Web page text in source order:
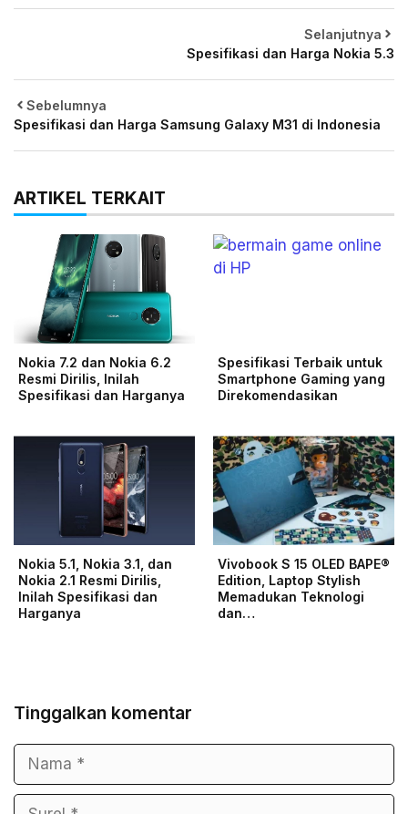
Sebelumnya
Spesifikasi dan Harga Samsung Galaxy M31 di Indonesia
Selanjutnya
Spesifikasi dan Harga Nokia 5.3
ARTIKEL TERKAIT
Nokia 7.2 dan Nokia 6.2
Resmi Dirilis, Inilah
Spesifikasi dan Harganya
Spesifikasi Terbaik untuk
Smartphone Gaming yang
Direkomendasikan
Nokia 5.1, Nokia 3.1, dan
Nokia 2.1 Resmi Dirilis,
Inilah Spesifikasi dan
Harganya
Vivobook S 15 OLED BAPE®
Edition, Laptop Stylish
Memadukan Teknologi
dan…
Tinggalkan komentar
Nama
Surel